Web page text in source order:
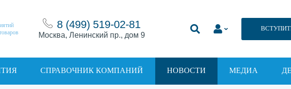
8 (499) 519-02-81
Москва, Ленинский пр., дом 9
СПРАВОЧНИК КОМПАНИЙ НОВОСТИ МЕДИА